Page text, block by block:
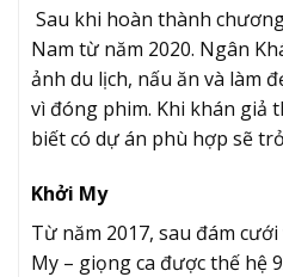
Sau khi hoàn thành
Nam từ năm 2020. Ngân
ảnh du lịch, nấu ăn và làm
vì đóng phim. Khi khán giả
biết có dự án phù hợp sẽ
Khởi My
Từ năm 2017, sau đám
My – giọng ca được thế hệ